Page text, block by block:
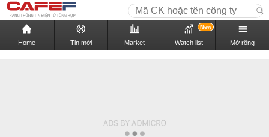
Home Tin mới Market Watch list
New
Mở rộng